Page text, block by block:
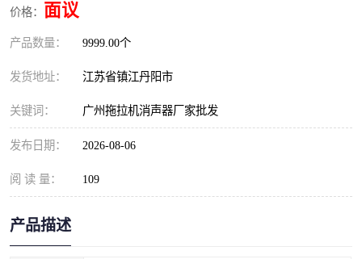
价格： 面议
产品数量： 9999.00个
发货地址： 江苏省镇江丹阳市
关键词： 广州拖拉机消声器厂家批发
发布日期： 2026-08-06
阅 读 量： 109
产品描述